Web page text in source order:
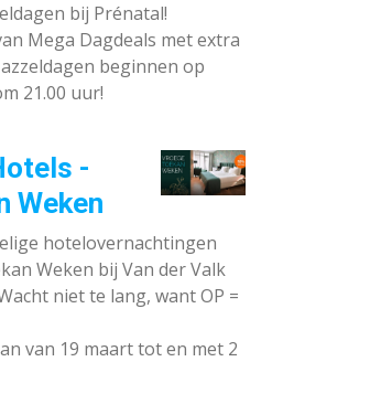
bij Prénatal!
Mega Dagdeals met extra
beginnen op
21.00 uur!
-
Weken
hotelovernachtingen
Weken bij Van der Valk
niet te lang, want OP =
van 19 maart tot en met 2